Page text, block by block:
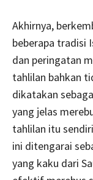
Akhirnya,
beberapa tradisi
dan peringatan
tahlilan bahkan
dikatakan
yang jelas
tahlilan itu
ini ditengarai
yang kaku dari